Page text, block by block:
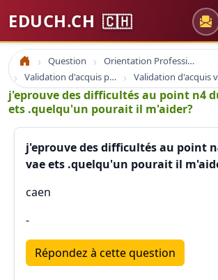
EDUCH.CH 🇨🇭
Accueil Question
Orientation Professionnelle
Validation d'acquis professionnel
j'eprouve des difficultés au point n4
ets .quelqu'un pourait il m'aider?
j'eprouve des difficultés au point
vae ets .quelqu'un pourait il
caen
-
Répondez à cette question